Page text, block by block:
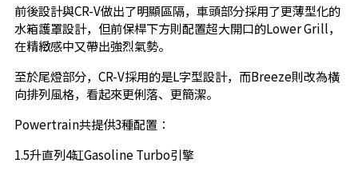
前後設計與CR-V做出了明顯區隔，車頭部分採用了更薄型化的
水箱護罩設計，但前保桿下方則配置超大開口的Lower Grill，
在精緻感中又帶出強烈氣勢。
至於尾燈部分，CR-V採用的是L字型設計，而Breeze則改為橫
向排列風格，看起來更俐落、更簡潔。
Powertrain共提供3種配置：
1.5升直列4缸Gasoline Turbo引擎